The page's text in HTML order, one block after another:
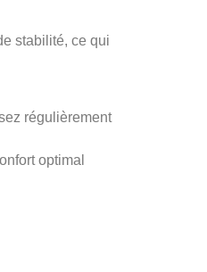
stabilité, ce qui
régulièrement
optimal